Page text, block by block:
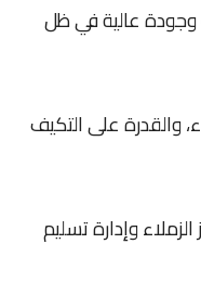
وجودة عالية في ظل
والقدرة على التكيف
وإدارة تسليم